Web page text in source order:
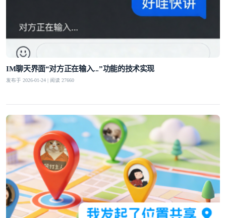
IM聊天界面“对方正在输入...”功能的技术实现
发布于 2026-01-24 | 阅读 27660